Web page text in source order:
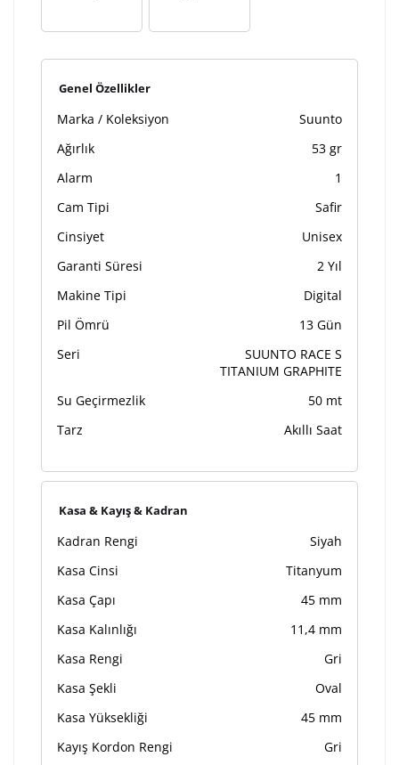
Genel Özellikler
Marka / Koleksiyon
Suunto
Ağırlık
53 gr
Alarm
1
Cam Tipi
Safir
Cinsiyet
Unisex
Garanti Süresi
2 Yıl
Makine Tipi
Digital
Pil Ömrü
13 Gün
Seri
SUUNTO RACE S
TITANIUM GRAPHITE
Su Geçirmezlik
50 mt
Tarz
Akıllı Saat
Kasa & Kayış & Kadran
Kadran Rengi
Siyah
Kasa Cinsi
Titanyum
Kasa Çapı
45 mm
Kasa Kalınlığı
11,4 mm
Kasa Rengi
Gri
Kasa Şekli
Oval
Kasa Yüksekliği
45 mm
Kayış Kordon Rengi
Gri